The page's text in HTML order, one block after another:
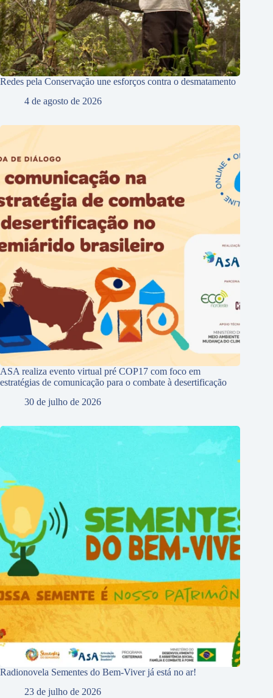
Redes pela Conservação une esforços contra o desmatamento
4 de agosto de 2026
ASA realiza evento virtual pré COP17 com foco em
estratégias de comunicação para o combate à desertificação
30 de julho de 2026
Radionovela Sementes do Bem-Viver já está no ar!
23 de julho de 2026